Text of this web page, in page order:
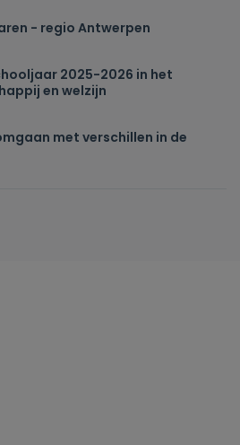
- regio Antwerpen
2025-2026 in het
en welzijn
met verschillen in de